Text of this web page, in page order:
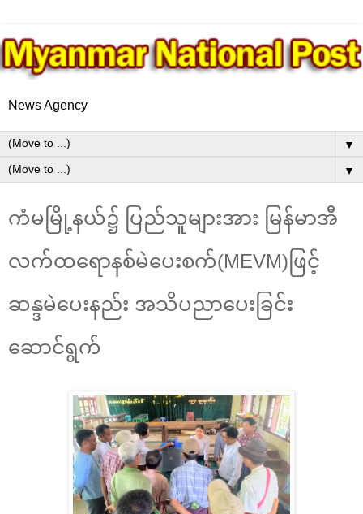
News Agency
▼
▼
ကံမမြို့နယ်၌ ပြည်သူများအား မြန်မာအီ
လက်ထရောနစ်မဲပေးစက်(MEVM)ဖြင့်
ဆန္ဒမဲပေးနည်း အသိပညာပေးခြင်း
ဆောင်ရွက်